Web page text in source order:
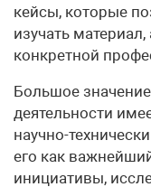
кейсы, которые
изучать
конкретной
Большое
деятельности
научно-
его как
инициативы,